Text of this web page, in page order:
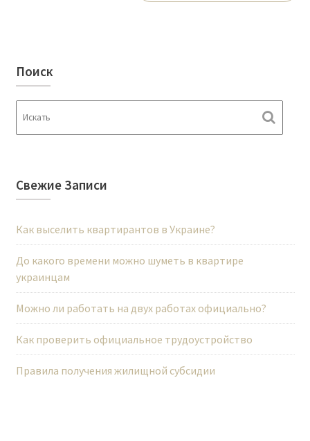
ц
и
п
з
а
п
и
с
я
м
Поиск
Свежие Записи
Как выселить квартирантов в Украине?
До какого времени можно шуметь в квартире
украинцам
Можно ли работать на двух работах официально?
Как проверить официальное трудоустройство
Правила получения жилищной субсидии